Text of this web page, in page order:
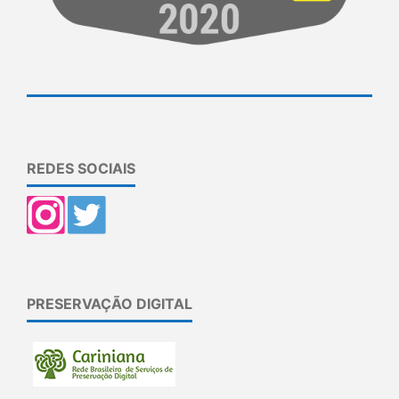
REDES SOCIAIS
PRESERVAÇÃO DIGITAL